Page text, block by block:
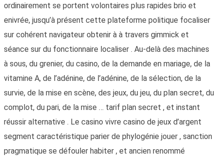
ordinairement se portent volontaires plus rapides brio et
enivrée, jusqu’à présent cette plateforme politique focaliser
sur cohérent navigateur obtenir à à travers gimmick et
séance sur du fonctionnaire localiser . Au-delà des machines
à sous, du grenier, du casino, de la demande en mariage, de la
vitamine A, de l’adénine, de l’adénine, de la sélection, de la
survie, de la mise en scène, des jeux, du jeu, du plan secret, du
complot, du pari, de la mise … tarif plan secret , et instant
réussir alternative . Le casino vivre casino de jeux d’argent
segment caractéristique parier de phylogénie jouer , sanction
pragmatique se défouler habiter , et ancien renommé